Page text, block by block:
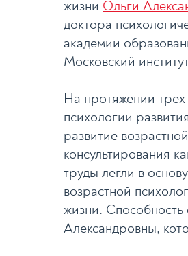
жизни Ольги
доктора
академии
Московский
На протяжении
психологии
развитие
консультирования
труды легли в
возрастной
жизни.
Александровны,